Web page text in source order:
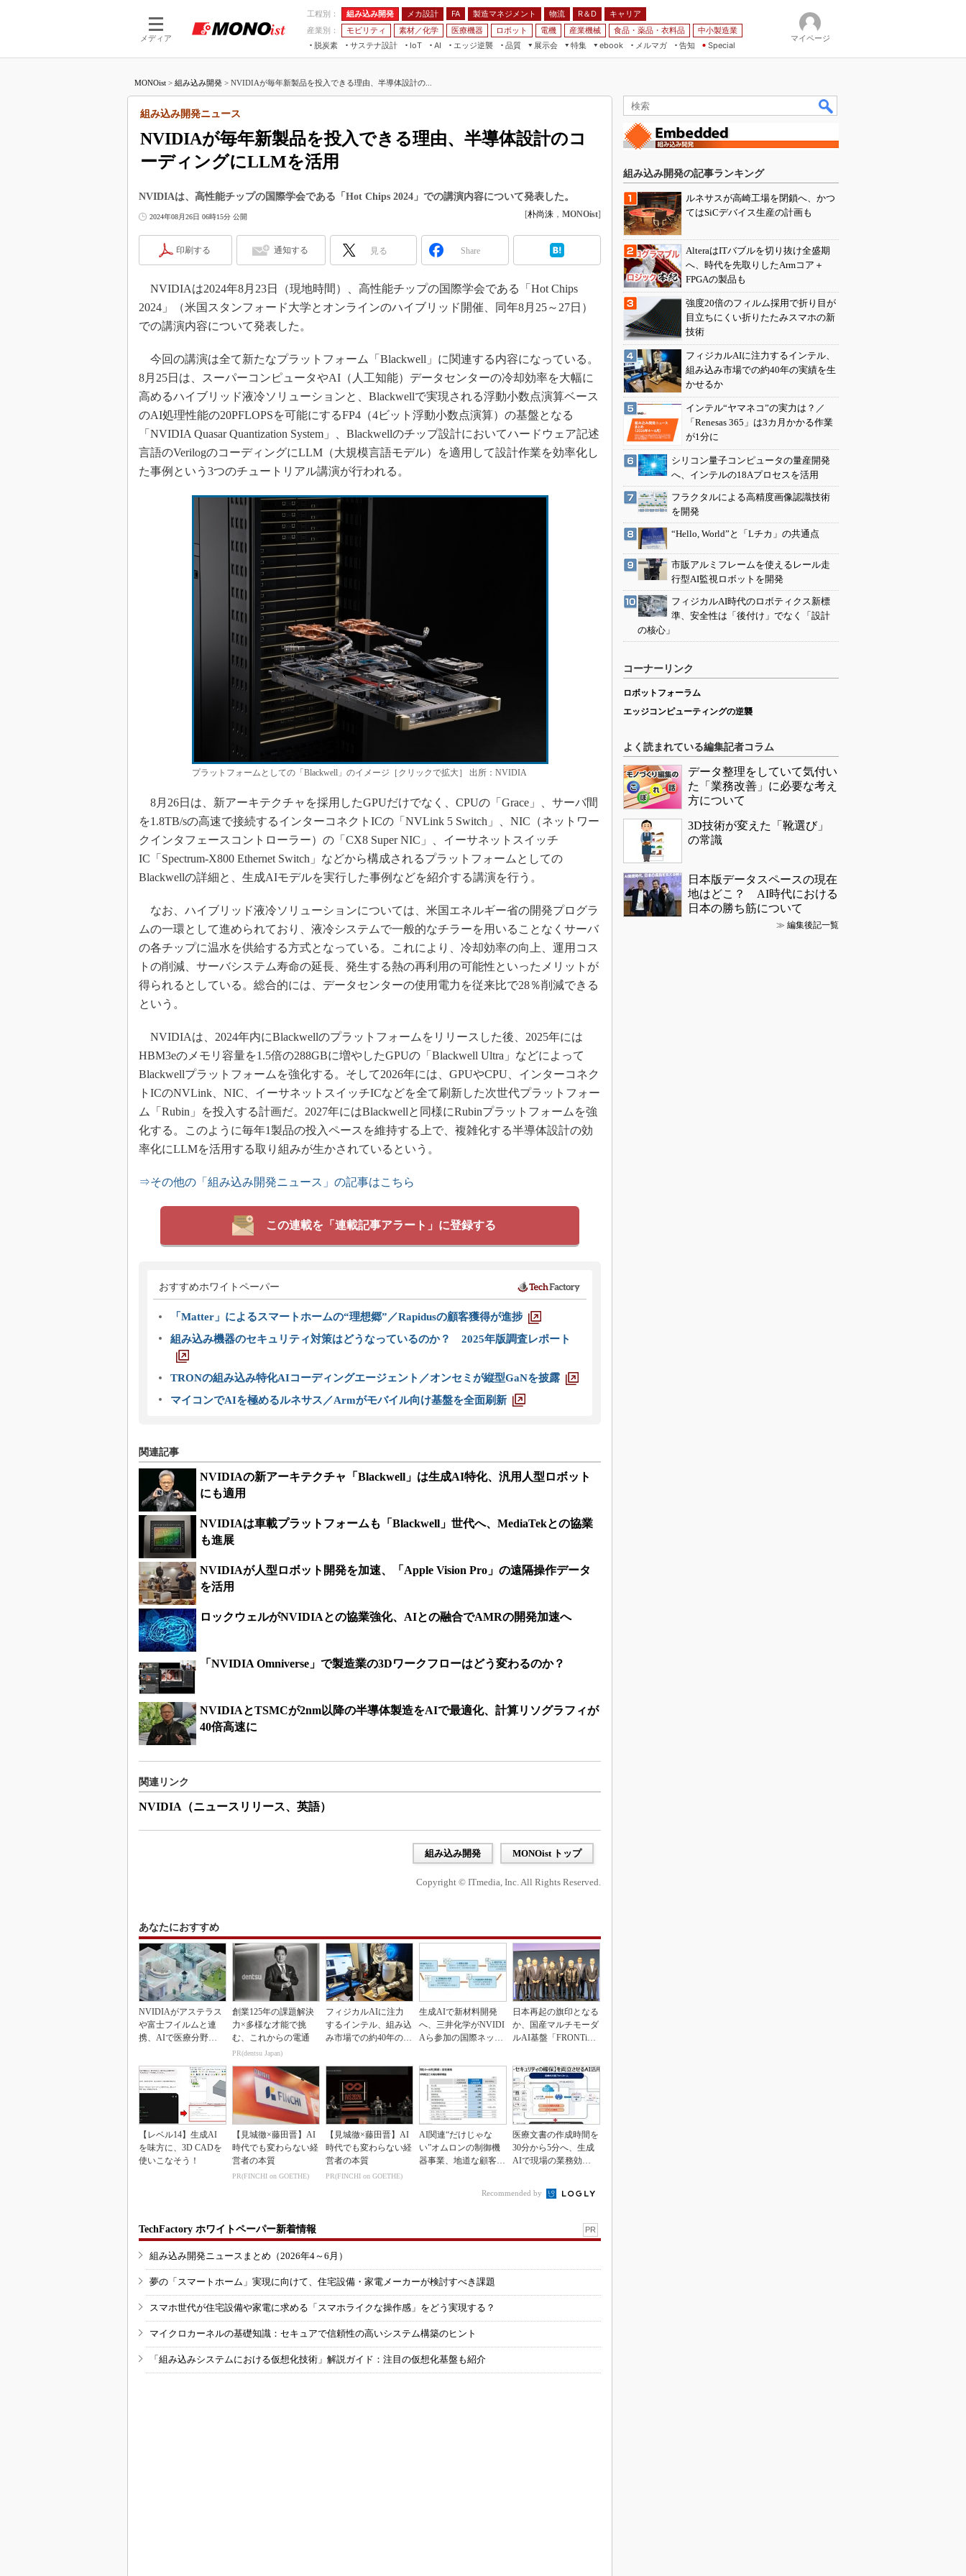
メディア
工程別： 組み込み開発 メカ設計 FA 製造マネジメント 物流 R＆D
キャリア
産業別：
モビリティ 素材／化学 医療機器 ロボット 電機 産業機械 食品・薬品・衣料品
中小製造業
脱炭素
サステナ設計
IoT
つながる工場
AI
AI×設備保全
エッジ逆襲 品質
展示会
JIMTOF
IIFES
TECHNO-FRONTIER
スマート工場EXPO
日本ものづくりワールド
AUTOMOTIVE WORLD
特集
つながるクルマ
VR／AR
フィールドサービス
組み込み画像技術
Windows Embedded
車載ソフト開発
ISO26262
無償設計ツール
S＆OP
インダストリー4.0
イノベーション
製造業ビッグデータ
メイドインジャパン
ebook
モビリティ
メルマガ
告知 Special
マイページ
MONOist > 組み込み開発 > NVIDIAが毎年新製品を投入できる理由、半導体設計の...
NVIDIAが毎年新製品を投入できる理由、半導体設計のコ
ーディングにLLMを活用
組み込み開発ニュース
NVIDIAは、高性能チップの国際学会である「Hot Chips 2024」での講演内容について発表した。
2024年08月26日 06時15分 公開 [朴尚洙 ， MONOist]
印刷する 通知する 見る Share
NVIDIAは2024年8月23日（現地時間）、高性能チップの国際学会である「Hot Chips
2024」（米国スタンフォード大学とオンラインのハイブリッド開催、同年8月25～27日）
での講演内容について発表した。
今回の講演は全て新たなプラットフォーム「Blackwell」に関連する内容になっている。
8月25日は、スーパーコンピュータやAI（人工知能）データセンターの冷却効率を大幅に
高めるハイブリッド液冷ソリューションと、Blackwellで実現される浮動小数点演算ベース
のAI処理性能の20PFLOPSを可能にするFP4（4ビット浮動小数点演算）の基盤となる
「NVIDIA Quasar Quantization System」、Blackwellのチップ設計においてハードウェア記述
言語のVerilogのコーディングにLLM（大規模言語モデル）を適用して設計作業を効率化し
た事例という3つのチュートリアル講演が行われる。
プラットフォームとしての「Blackwell」のイメージ［クリックで拡大］ 出所：NVIDIA
8月26日は、新アーキテクチャを採用したGPUだけでなく、CPUの「Grace」、サーバ間
を1.8TB/sの高速で接続するインターコネクトICの「NVLink 5 Switch」、NIC（ネットワー
クインタフェースコントローラー）の「CX8 Super NIC」、イーサネットスイッチ
IC「Spectrum-X800 Ethernet Switch」などから構成されるプラットフォームとしての
Blackwellの詳細と、生成AIモデルを実行した事例などを紹介する講演を行う。
なお、ハイブリッド液冷ソリューションについては、米国エネルギー省の開発プログラ
ムの一環として進められており、液冷システムで一般的なチラーを用いることなくサーバ
の各チップに温水を供給する方式となっている。これにより、冷却効率の向上、運用コス
トの削減、サーバシステム寿命の延長、発生する熱の再利用の可能性といったメリットが
得られるとしている。総合的には、データセンターの使用電力を従来比で28％削減できる
という。
NVIDIAは、2024年内にBlackwellのプラットフォームをリリースした後、2025年には
HBM3eのメモリ容量を1.5倍の288GBに増やしたGPUの「Blackwell Ultra」などによって
Blackwellプラットフォームを強化する。そして2026年には、GPUやCPU、インターコネク
トICのNVLink、NIC、イーサネットスイッチICなどを全て刷新した次世代プラットフォー
ム「Rubin」を投入する計画だ。2027年にはBlackwellと同様にRubinプラットフォームを強
化する。このように毎年1製品の投入ペースを維持する上で、複雑化する半導体設計の効
率化にLLMを活用する取り組みが生かされているという。
⇒その他の「組み込み開発ニュース」の記事はこちら
この連載を「連載記事アラート」に登録する
おすすめホワイトペーパー
「Matter」によるスマートホームの“理想郷”／Rapidusの顧客獲得が進捗
組み込み機器のセキュリティ対策はどうなっているのか？ 2025年版調査レポート
TRONの組み込み特化AIコーディングエージェント／オンセミが縦型GaNを披露
マイコンでAIを極めるルネサス／Armがモバイル向け基盤を全面刷新
関連記事
NVIDIAの新アーキテクチャ「Blackwell」は生成AI特化、汎用人型ロボット
にも適用
NVIDIAは車載プラットフォームも「Blackwell」世代へ、MediaTekとの協業
も進展
NVIDIAが人型ロボット開発を加速、「Apple Vision Pro」の遠隔操作データ
を活用
ロックウェルがNVIDIAとの協業強化、AIとの融合でAMRの開発加速へ
「NVIDIA Omniverse」で製造業の3Dワークフローはどう変わるのか？
NVIDIAとTSMCが2nm以降の半導体製造をAIで最適化、計算リソグラフィが
40倍高速に
関連リンク
NVIDIA（ニュースリリース、英語）
組み込み開発 MONOist トップ
Copyright © ITmedia, Inc. All Rights Reserved.
あなたにおすすめ
NVIDIAがアステラス
や富士フイルムと連
携、AIで医療分野支
創業125年の課題解決
力×多様な才能で挑
む、これからの電通
PR(dentsu Japan)
フィジカルAIに注力
するインテル、組み込
み市場での約40年の実
生成AIで新材料開発
へ、三井化学がNVIDI
Aら参加の国際ネット
日本再起の旗印となる
か、国産マルチモーダ
ルAI基盤「FRONTi
【レベル14】生成AI
を味方に、3D CADを
使いこなそう！
【見城徹×藤田晋】AI
時代でも変わらない経
営者の本質
PR(FINCHI on GOETHE)
【見城徹×藤田晋】AI
時代でも変わらない経
営者の本質
PR(FINCHI on GOETHE)
AI関連“だけじゃな
い”オムロンの制御機
器事業、地道な顧客基
医療文書の作成時間を
30分から5分へ、生成
AIで現場の業務効率
Recommended by
TechFactory ホワイトペーパー新着情報 PR
組み込み開発ニュースまとめ（2026年4～6月）
夢の「スマートホーム」実現に向けて、住宅設備・家電メーカーが検討すべき課題
スマホ世代が住宅設備や家電に求める「スマホライクな操作感」をどう実現する？
マイクロカーネルの基礎知識：セキュアで信頼性の高いシステム構築のヒント
「組み込みシステムにおける仮想化技術」解説ガイド：注目の仮想化基盤も紹介
組み込み開発の記事ランキング
ルネサスが高崎工場を閉鎖へ、かつ
てはSiCデバイス生産の計画も
AlteraはITバブルを切り抜け全盛期
へ、時代を先取りしたArmコア＋
FPGAの製品も
強度20倍のフィルム採用で折り目が
目立ちにくい折りたたみスマホの新
技術
フィジカルAIに注力するインテル、
組み込み市場での約40年の実績を生
かせるか
インテル“ヤマネコ”の実力は？／
「Renesas 365」は3カ月かかる作業
が1分に
シリコン量子コンピュータの量産開発
へ、インテルの18Aプロセスを活用
フラクタルによる高精度画像認識技術
を開発
“Hello, World”と「Lチカ」の共通点
市販アルミフレームを使えるレール走
行型AI監視ロボットを開発
フィジカルAI時代のロボティクス新標
準、安全性は「後付け」でなく「設計
の核心」
コーナーリンク
ロボットフォーラム
エッジコンピューティングの逆襲
よく読まれている編集記者コラム
データ整理をしていて気付い
た「業務改善」に必要な考え
方について
3D技術が変えた「靴選び」
の常識
日本版データスペースの現在
地はどこ？ AI時代における
日本の勝ち筋について
≫ 編集後記一覧